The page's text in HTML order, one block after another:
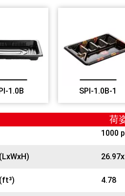
1.0B SPI-1.0B-1
荷
1000
4.78